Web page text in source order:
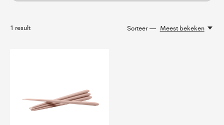
1 result Sorteer — Meest bekeken